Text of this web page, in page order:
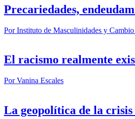
Precariedades,
PorInstituto de Masculinidades y
El racismo realmente
PorVanina Escales
La geopolítica de la